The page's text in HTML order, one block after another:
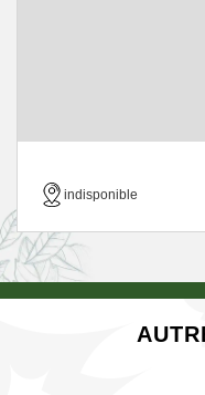
indisponible